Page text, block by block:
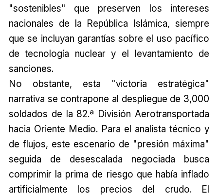
"sostenibles" que preserven los intereses
nacionales de la República Islámica, siempre
que se incluyan garantías sobre el uso pacífico
de tecnología nuclear y el levantamiento de
sanciones.
No obstante, esta "victoria estratégica"
narrativa se contrapone al despliegue de 3,000
soldados de la 82.ª División Aerotransportada
hacia Oriente Medio. Para el analista técnico y
de flujos, este escenario de "presión máxima"
seguida de desescalada negociada busca
comprimir la prima de riesgo que había inflado
artificialmente los precios del crudo. El